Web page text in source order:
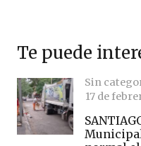
Te puede
Sin
17 de